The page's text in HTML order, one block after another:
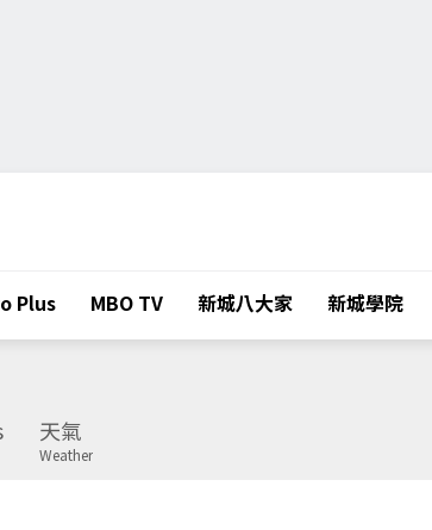
Plus MBO TV 新城八大家 新城學院
天氣
Weather